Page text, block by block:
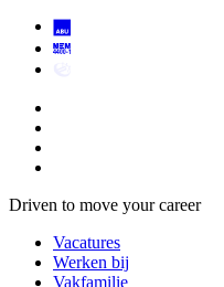
Driven to move your career
Vacatures
Werken bij
Vakfamilie